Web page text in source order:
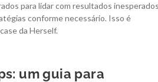
para lidar com resultados inesperados
conforme necessário. Isso é
da Herself.
um guia para
executados junto a
parceiros.